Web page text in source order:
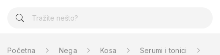
Početna Nega Kosa
Serumi i tonici